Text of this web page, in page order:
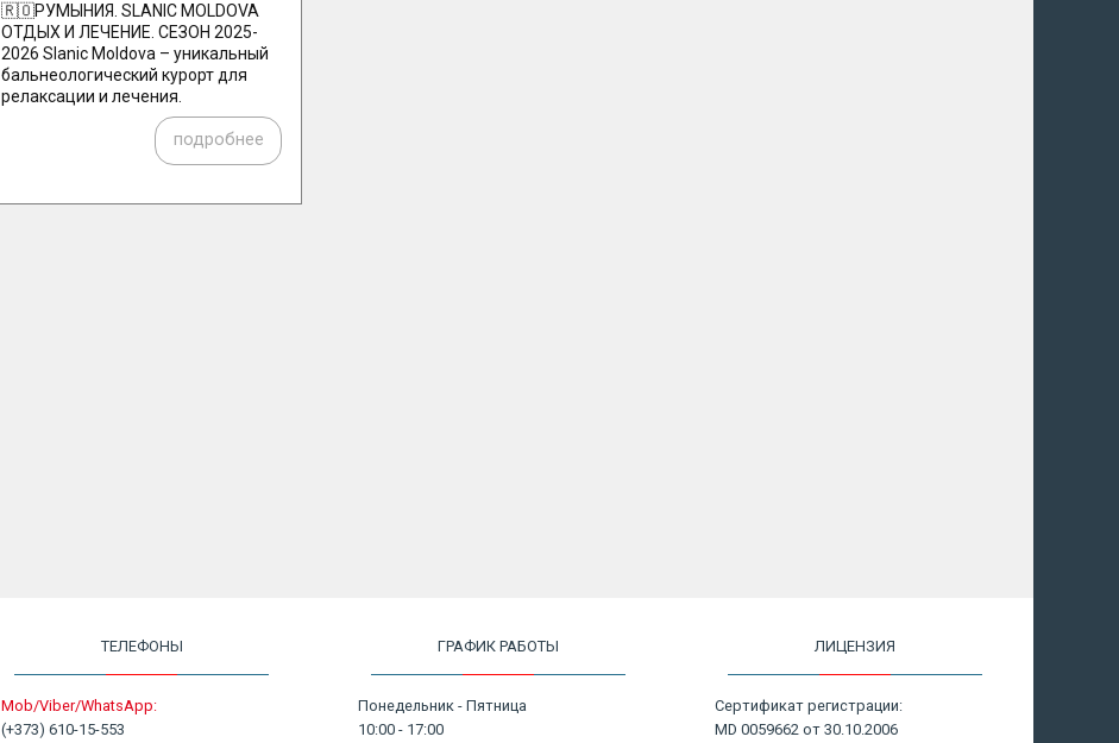
🇷🇴РУМЫНИЯ. SLANIC MOLDOVA
ОТДЫХ И ЛЕЧЕНИЕ. СЕЗОН 2025-
2026 Slanic Moldova – уникальный
бальнеологический курорт для
релаксации и лечения.
подробнее
ТЕЛЕФОНЫ
Mob/Viber/WhatsApp:
(+373) 610-15-553
ГРАФИК РАБОТЫ
Понедельник - Пятница
10:00 - 17:00
ЛИЦЕНЗИЯ
Сертификат регистрации:
MD 0059662 от 30.10.2006